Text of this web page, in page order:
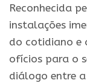
Reconhecida
instalações
do cotidiano e
ofícios para o
diálogo entre